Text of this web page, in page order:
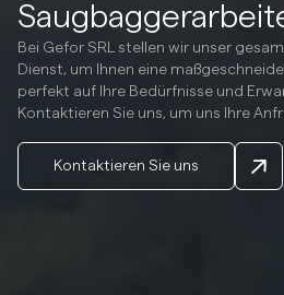
Bei Gefor SRL stellen wir unser
Dienst, um Ihnen eine
perfekt auf Ihre Bedürfnisse und
Kontaktieren Sie uns, um uns Ihre
Kontaktieren Sie uns